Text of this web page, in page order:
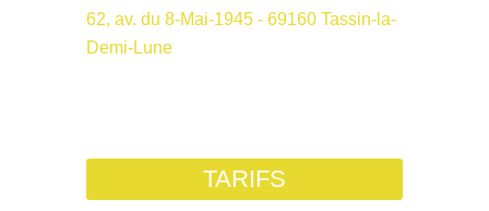
62, av. du 8-Mai-1945 - 69160 Tassin-la-
Demi-Lune
TARIFS